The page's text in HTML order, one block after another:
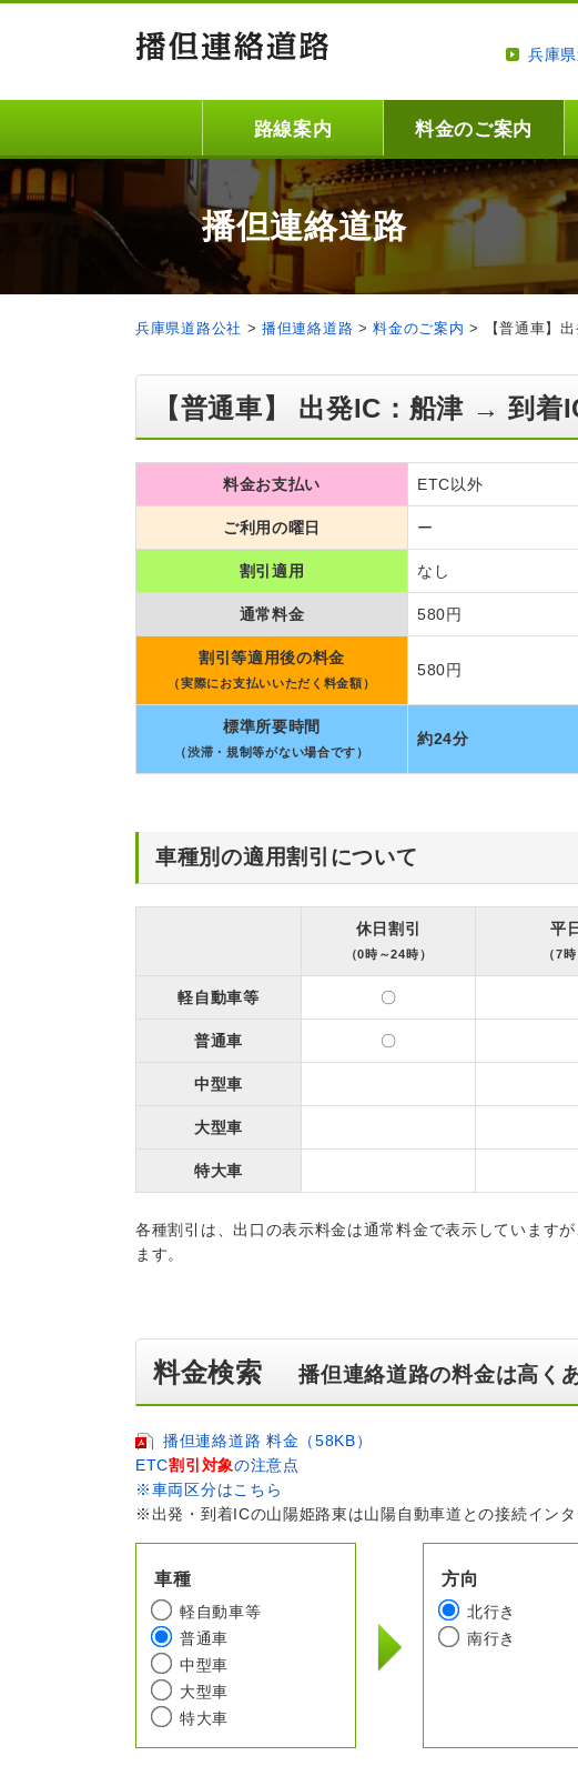
兵庫
路線案内 料金のご案内
播但連絡道路
兵庫県道路公社 >播但連絡道路 >料金のご案内 > 【普通車】
【普通車】 出発IC：船津 → 到着
料金お支払い ETC以外
ご利用の曜日 ー
割引適用 なし
通常料金 580円
割引等適用後の料金
（実際にお支払いいただく料金額）
580円
標準所要時間
（渋滞・規制等がない場合です）
約24分
車種別の適用割引について
休日割引
（0時～24時）
平
（7
軽自動車等 〇
普通車 〇
中型車
大型車
特大車
各種割引は、出口の表示料金は通常料金で表示しています
ます。
料金検索播但連絡道路の料金は高く
播但連絡道路 料金（58KB）
ETC割引対象の注意点
※車両区分はこちら
※出発・到着ICの山陽姫路東は山陽自動車道との接続イン
車種
軽自動車等
普通車
中型車
大型車
特大車
方向
北行き
南行き